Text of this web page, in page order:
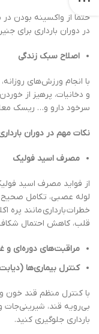
حتما از واکسینه بودن
در دوران بارداری برای
اصلاح سبک زندگی
با انجام ورزش‌های
و دخانیات، پرهیز از
سرخود دارو و… ریسک
نکات مهم در دوران
مصرف اسید فولیک
از فواید مصرف اسید
لوله عصبی، تکامل صحیح
خطرات بارداری مانند پره‌
قلب، کاهش احتمال
مراقبت‌های دوره‌ای و
کنترل بیماری‌ها
با کنترل منظم قند خون
بی‌رویه قند، شیرینی‌جات
بارداری جلوگیری کنید.